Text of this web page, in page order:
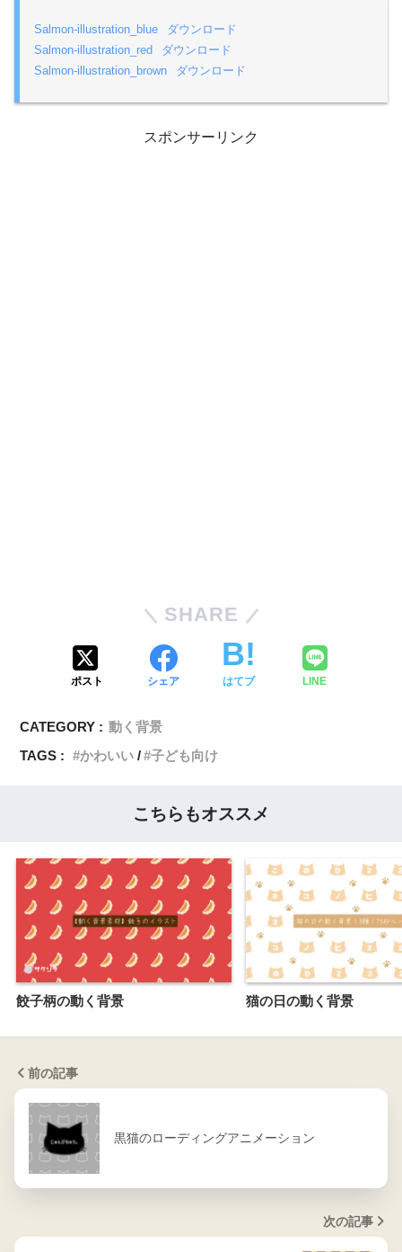
Salmon-illustration_blue
ダウンロード
Salmon-illustration_red
ダウンロード
Salmon-illustration_brown
ダウンロード
スポンサーリンク
SHARE
ポスト シェア はてブ LINE
CATEGORY : 動く背景
TAGS :
かわいい 子ども向け
こちらもオススメ
餃子柄の動く背景 猫の日の動く背景
前の記事
黒猫のローディングアニメーション
次の記事